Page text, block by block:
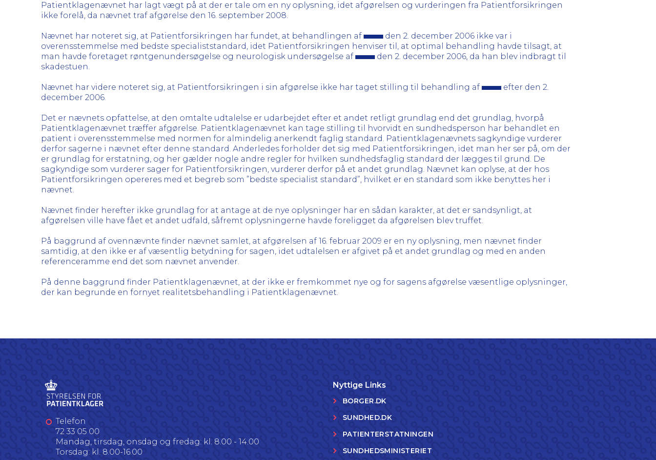
Patientklagenævnet har lagt vægt på at der er tale om en ny oplysning, idet afgørelsen og vurderingen fra Patientforsikringen
ikke forelå, da nævnet traf afgørelse den 16. september 2008.
Nævnet har noteret sig, at Patientforsikringen har fundet, at behandlingen af
den 2. december 2006 ikke var i
overensstemmelse med bedste specialiststandard, idet Patientforsikringen henviser til, at optimal behandling havde tilsagt, at
man havde foretaget røntgenundersøgelse og neurologisk undersøgelse af
den 2. december 2006, da han blev indbragt til
skadestuen.
Nævnet har videre noteret sig, at Patientforsikringen i sin afgørelse ikke har taget stilling til behandling af
efter den 2.
december 2006.
Det er nævnets opfattelse, at den omtalte udtalelse er udarbejdet efter et andet retligt grundlag end det grundlag, hvorpå
Patientklagenævnet træffer afgørelse. Patientklagenævnet kan tage stilling til hvorvidt en sundhedsperson har behandlet en
patient i overensstemmelse med normen for almindelig anerkendt faglig standard. Patientklagenævnets sagkyndige vurderer
derfor sagerne i nævnet efter denne standard. Anderledes forholder det sig med Patientforsikringen, idet man her ser på, om der
er grundlag for erstatning, og her gælder nogle andre regler for hvilken sundhedsfaglig standard der lægges til grund. De
sagkyndige som vurderer sager for Patientforsikringen, vurderer derfor på et andet grundlag. Nævnet kan oplyse, at der hos
Patientforsikringen opereres med et begreb som ”bedste specialist standard”, hvilket er en standard som ikke benyttes her i
nævnet.
Nævnet finder herefter ikke grundlag for at antage at de nye oplysninger har en sådan karakter, at det er sandsynligt, at
afgørelsen ville have fået et andet udfald, såfremt oplysningerne havde foreligget da afgørelsen blev truffet.
På baggrund af ovennævnte finder nævnet samlet, at afgørelsen af 16. februar 2009 er en ny oplysning, men nævnet finder
samtidig, at den ikke er af væsentlig betydning for sagen, idet udtalelsen er afgivet på et andet grundlag og med en anden
referenceramme end det som nævnet anvender.
På denne baggrund finder Patientklagenævnet, at der ikke er fremkommet nye og for sagens afgørelse væsentlige oplysninger,
der kan begrunde en fornyet realitetsbehandling i Patientklagenævnet.
Telefon
72 33 05 00
Mandag, tirsdag, onsdag og fredag: kl. 8.00 - 14.00
Torsdag: kl. 8.00-16.00
Nyttige Links
BORGER.DK
SUNDHED.DK
PATIENTERSTATNINGEN
SUNDHEDSMINISTERIET